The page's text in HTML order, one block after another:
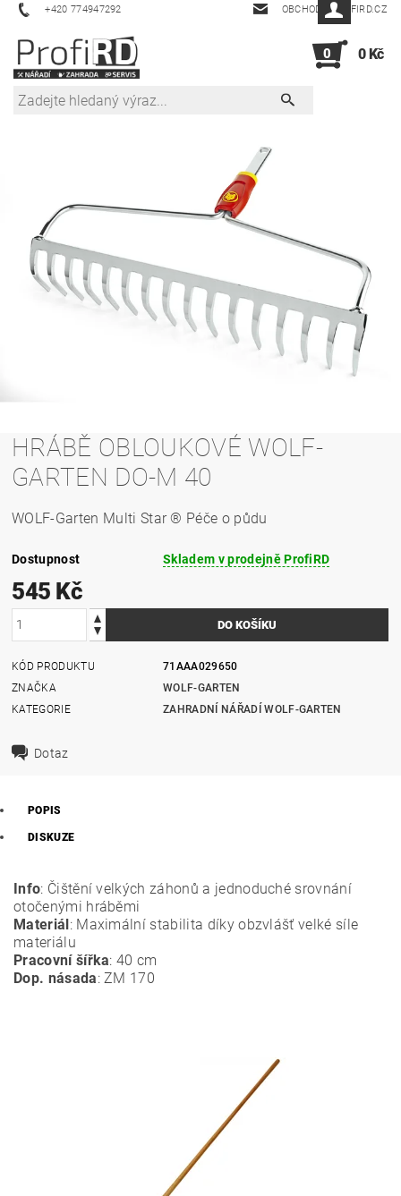
+420 774947292 OBCHOD@PROFIRD.CZ
0 0 Kč
HRÁBĚ OBLOUKOVÉ WOLF-
GARTEN DO-M 40
WOLF-Garten Multi Star ® Péče o půdu
Dostupnost Skladem v prodejně ProfiRD
545 Kč
KÓD PRODUKTU
71AAA029650
ZNAČKA
WOLF-GARTEN
KATEGORIE
ZAHRADNÍ NÁŘADÍ WOLF-GARTEN
Dotaz
POPIS
DISKUZE
Info: Čištění velkých záhonů a jednoduché srovnání
otočenými hráběmi
Materiál: Maximální stabilita díky obzvlášť velké síle
materiálu
Pracovní šířka: 40 cm
Dop. násada: ZM 170